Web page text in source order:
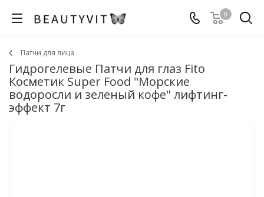
0
Патчи для лица
Гидрогелевые Патчи для глаз Fito
Косметик Super Food "Морские
водоросли и зеленый кофе" лифтинг-
эффект 7г